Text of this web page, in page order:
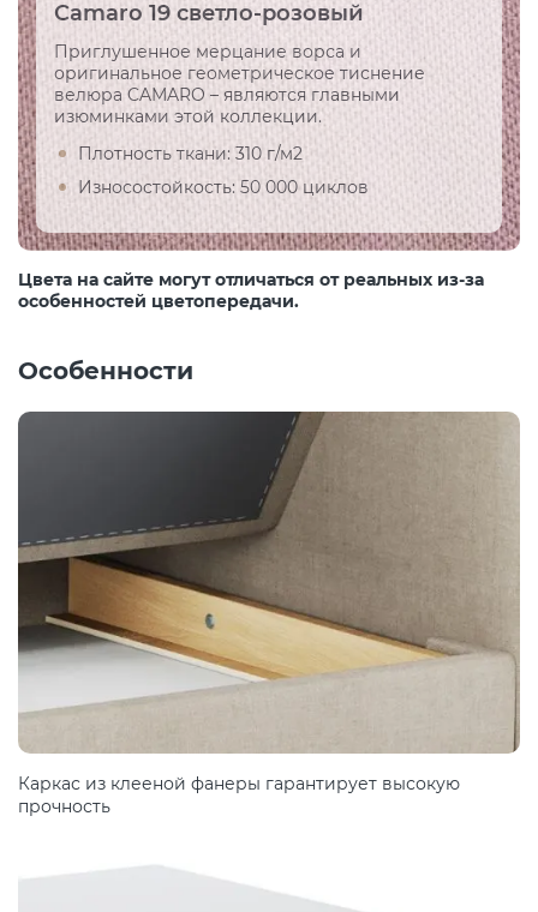
Camaro 19 светло-розовый
Приглушенное мерцание ворса и
оригинальное геометрическое тиснение
велюра CAMARO – являются главными
изюминками этой коллекции.
Плотность ткани: 310 г/м2
Износостойкость: 50 000 циклов
Цвета на сайте могут отличаться от реальных из-за
особенностей цветопередачи.
Особенности
Каркас из клееной фанеры гарантирует высокую
прочность